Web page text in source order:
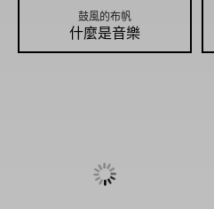
鼓風的布帆
什麼是音樂